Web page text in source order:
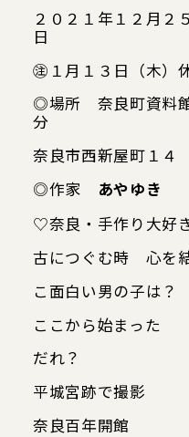
オン
２０２１年１２月２
日
㊟１月１３日（木）
◎場所 奈良町資料
分
奈良市西新屋町１４
◎作家
あやゆき
♡奈良・手作り大好
古につぐむ時 心を
こ面白い男の子は？
ここから始まった
だれ？
平城宮跡で撮影
奈良百年開館